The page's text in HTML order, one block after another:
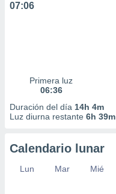
07:06
Primera luz
06:36
Duración del día 14h 4m
Luz diurna restante 6h 39m
Calendario lunar
Lun Mar Mié